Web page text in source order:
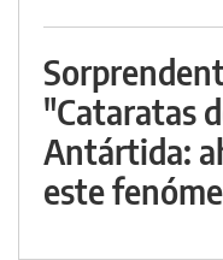
"Cataratas
Antártida:
este